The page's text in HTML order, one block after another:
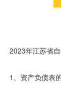
2023年江苏省自
1、资产负债表的